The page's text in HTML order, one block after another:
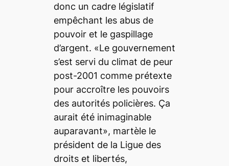
donc un cadre législatif
empêchant les abus de
pouvoir et le gaspillage
d’argent. «Le gouvernement
s’est servi du climat de peur
post-2001 comme prétexte
pour accroître les pouvoirs
des autorités policières. Ça
aurait été inimaginable
auparavant», martèle le
président de la Ligue des
droits et libertés,